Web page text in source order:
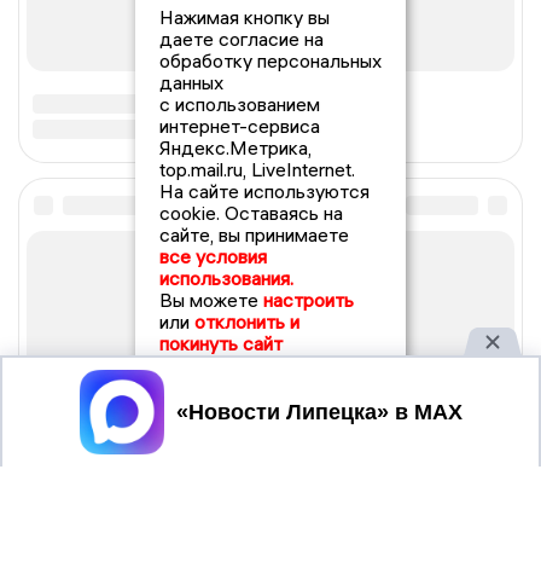
Нажимая кнопку вы
даете согласие на
обработку персональных
данных
с использованием
интернет-сервиса
Яндекс.Метрика,
top.mail.ru, LiveInternet.
На сайте используются
cookie. Оставаясь на
сайте, вы принимаете
все условия
использования.
Вы можете настроить
или отклонить и
покинуть сайт
Принять